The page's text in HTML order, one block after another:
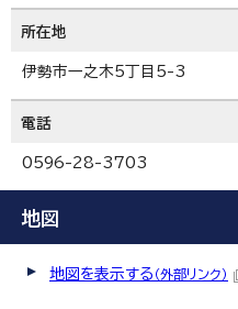
所在地
伊勢市一之木5丁目5-3
電話
0596-28-3703
地図
地図を表示する （外部リンク）